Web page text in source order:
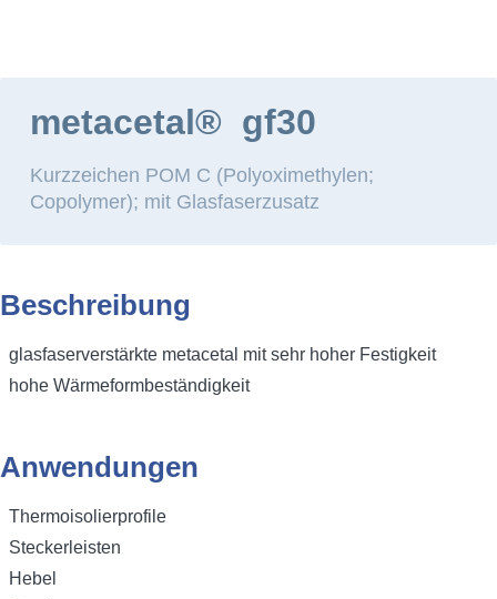
metacetal® gf30
Kurzzeichen POM C (Polyoximethylen;
Copolymer); mit Glasfaserzusatz
Beschreibung
glasfaserverstärkte metacetal mit sehr hoher Festigkeit
hohe Wärmeformbeständigkeit
Anwendungen
Thermoisolierprofile
Steckerleisten
Hebel